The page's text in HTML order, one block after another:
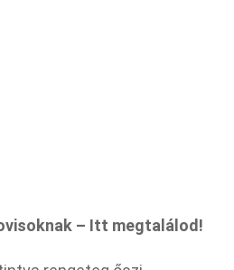
– Itt megtalálod!